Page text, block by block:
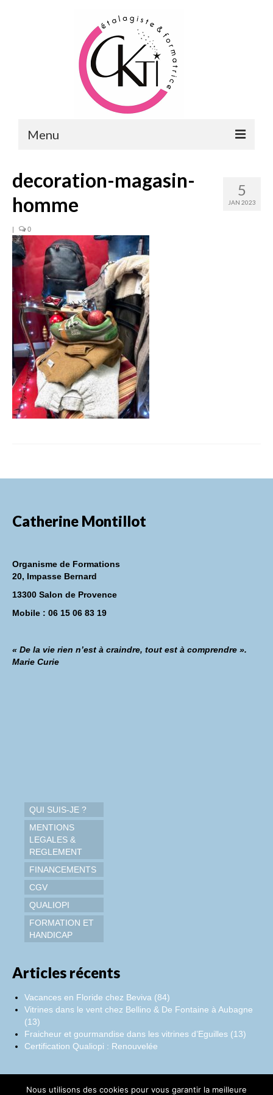
Menu
MERCHANDISING & VITRINES
FORMATIONS RH
FORMATIONS DE FORMATEURS
CONSEILS & PRESTATIONS
REALISATIONS
CONTACT
5
JAN 2023
decoration-magasin-
homme
| 0
Catherine Montillot
Organisme de Formations
20, Impasse Bernard
13300 Salon de Provence
Mobile : 06 15 06 83 19
« De la vie rien n’est à craindre, tout est à comprendre ».
Marie Curie
QUI SUIS-JE ?
MENTIONS
LEGALES &
REGLEMENT
FINANCEMENTS
CGV
QUALIOPI
FORMATION ET
HANDICAP
Articles récents
Vacances en Floride chez Beviva (84)
Vitrines dans le vent chez Bellino & De Fontaine à Aubagne
(13)
Fraicheur et gourmandise dans les vitrines d’Eguilles (13)
Certification Qualiopi : Renouvelée
Nous utilisons des cookies pour vous garantir la meilleure